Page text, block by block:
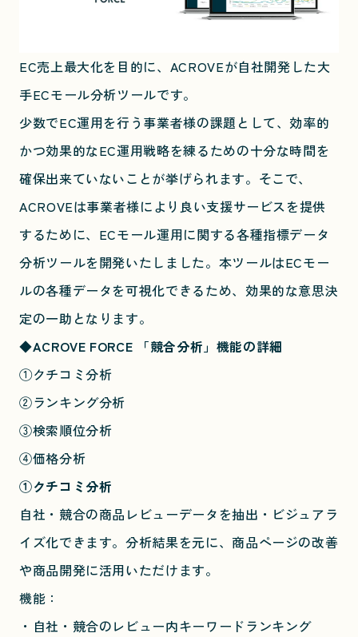
EC売上最大化を目的に、ACROVEが自社開発した大
手ECモール分析ツールです。
少数でEC運用を行う事業者様の課題として、効率的
かつ効果的なEC運用戦略を練るための十分な時間を
確保出来ていないことが挙げられます。そこで、
ACROVEは事業者様により良い支援サービスを提供
するために、ECモール運用に関する各種指標データ
分析ツールを開発いたしました。本ツールはECモー
ルの各種データを可視化できるため、効果的な意思決
定の一助となります。
◆ACROVE FORCE 「競合分析」機能の詳細
①クチコミ分析
②ランキング分析
③検索順位分析
④価格分析
①クチコミ分析
自社・競合の商品レビューデータを抽出・ビジュアラ
イズ化できます。分析結果を元に、商品ページの改善
や商品開発に活用いただけます。
機能：
・自社・競合のレビュー内キーワードランキング